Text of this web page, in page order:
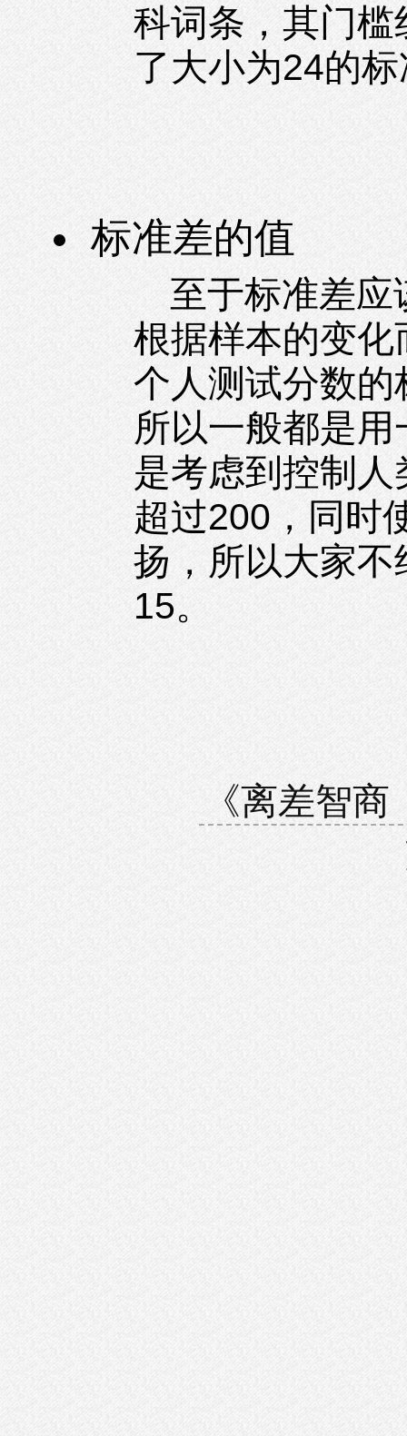
科词条，其门
了大小为24的
标准差的值
至于标准差应
根据样本的变
个人测试分数
所以一般都是
是考虑到控制
超过200，同时
扬，所以大家
15。
《离差智